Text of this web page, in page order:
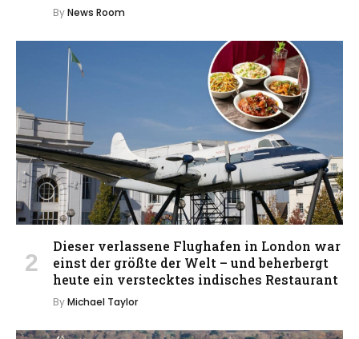
ByNews Room
Dieser verlassene Flughafen in London war
einst der größte der Welt – und beherbergt
heute ein verstecktes indisches Restaurant
ByMichael Taylor